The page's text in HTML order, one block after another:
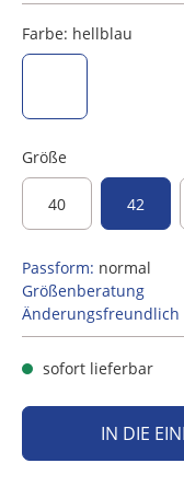
Farbe: hellblau
Größe
40 42
Passform: normal
Größenberatung
Änderungsfreundlich
sofort lieferbar
IN DIE